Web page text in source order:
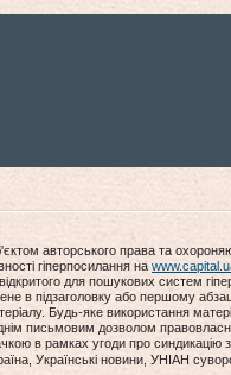
авторського права та
гіперпосилання на
для пошукових систем
в підзаголовку або першому
Будь-яке використання
письмовим дозволом
в рамках угоди про синдикацію
Українські новини, УНІАН